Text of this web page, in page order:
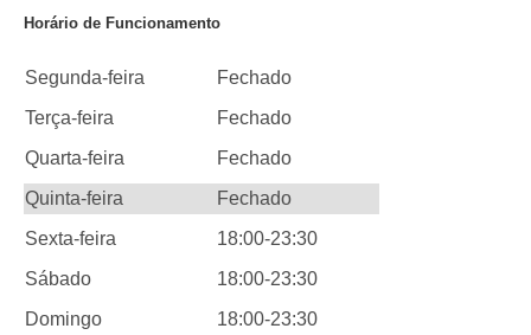
Horário de Funcionamento
Segunda-feira
Fechado
Terça-feira
Fechado
Quarta-feira
Fechado
Quinta-feira
Fechado
Sexta-feira
18:00-23:30
Sábado
18:00-23:30
Domingo
18:00-23:30